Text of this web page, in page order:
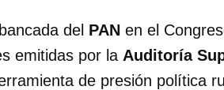
del PAN en el
emitidas por la Auditoría
de presión política